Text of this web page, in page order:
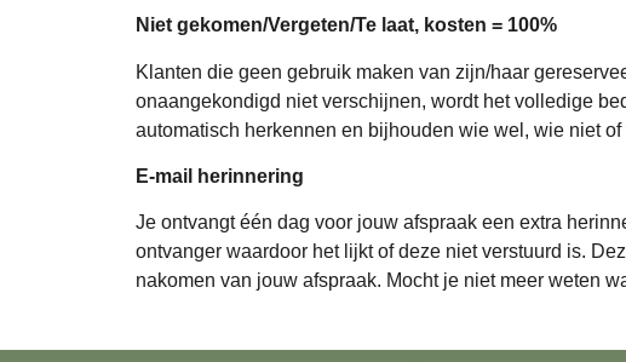
Niet gekomen/Vergeten/Te laat, kosten = 100%
Klanten die geen gebruik maken van zijn/haar
onaangekondigd niet verschijnen, wordt het volledige
automatisch herkennen en bijhouden wie wel, wie niet
E-mail herinnering
Je ontvangt één dag voor jouw afspraak een extra
ontvanger waardoor het lijkt of deze niet verstuurd is.
nakomen van jouw afspraak. Mocht je niet meer weten